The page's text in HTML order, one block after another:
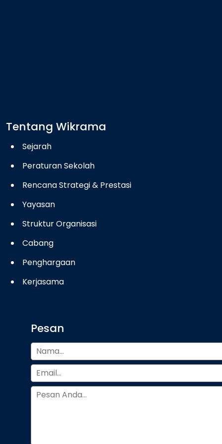
Tentang Wikrama
Sejarah
Peraturan Sekolah
Rencana Strategi & Prestasi
Yayasan
Struktur Organisasi
Cabang
Penghargaan
Kerjasama
Pesan